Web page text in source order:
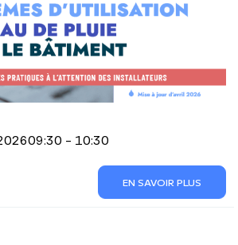
09:30 - 10:30
EN SAVOIR PLUS